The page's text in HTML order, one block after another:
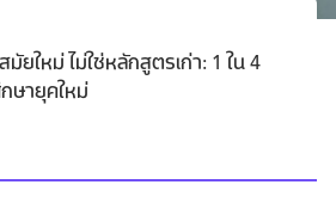
ยใหม่ ไม่ใช่หลักสูตรเก่า: 1 ใน 4
ษายุคใหม่